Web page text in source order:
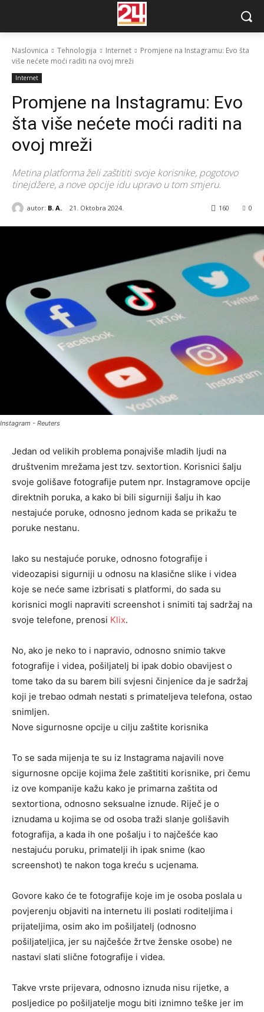
Naslovnica Tehnologija Internet
Promjene na Instagramu: Evo šta
više nećete moći raditi na ovoj mreži
Internet
Promjene na Instagramu: Evo
šta više nećete moći raditi na
ovoj mreži
Metina platforma želi zaštititi svoje korisnike, pogotovo
tinejdžere, a nove opcije idu upravo u tom smjeru.
autor: B. A. 21. Oktobra 2024. 0
160
Instagram - Reuters
Jedan od velikih problema ponajviše mladih ljudi na
društvenim mrežama jest tzv. sextortion. Korisnici šalju
svoje golišave fotografije putem npr. Instagramove opcije
direktnih poruka, a kako bi bili sigurniji šalju ih kao
nestajuće poruke, odnosno jednom kada se prikažu te
poruke nestanu.
Iako su nestajuće poruke, odnosno fotografije i
videozapisi sigurniji u odnosu na klasične slike i videa
koje se neće same izbrisati s platformi, do sada su
korisnici mogli napraviti screenshot i snimiti taj sadržaj na
svoje telefone, prenosi Klix.
No, ako je neko to i napravio, odnosno snimio takve
fotografije i videa, pošiljatelj bi ipak dobio obavijest o
tome tako da su barem bili svjesni činjenice da je sadržaj
koji je trebao odmah nestati s primateljeva telefona, ostao
snimljen.
Nove sigurnosne opcije u cilju zaštite korisnika
To se sada mijenja te su iz Instagrama najavili nove
sigurnosne opcije kojima žele zaštititi korisnike, pri čemu
iz ove kompanije kažu kako je primarna zaštita od
sextortiona, odnosno seksualne iznude. Riječ je o
iznudama u kojima se od osoba traži slanje golišavih
fotografija, a kada ih one pošalju i to najčešće kao
nestajuću poruku, primatelji ih ipak snime (kao
screenshot) te nakon toga kreću s ucjenama.
Govore kako će te fotografije koje im je osoba poslala u
povjerenju objaviti na internetu ili poslati roditeljima i
prijateljima, osim ako im pošiljatelj (odnosno
pošiljateljica, jer su najčešće žrtve ženske osobe) ne
nastavi slati slične fotografije i videa.
Takve vrste prijevara, odnosno iznuda nisu rijetke, a
posljedice po pošiljatelje mogu biti iznimno teške jer im